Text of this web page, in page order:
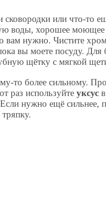
или что-то
воды, хорошее моющее
вам нужно. Чистите
вы моете посуду. Для
щётку с мягкой
то более сильному.
раз используйтеуксус
нужно ещё сильнее,